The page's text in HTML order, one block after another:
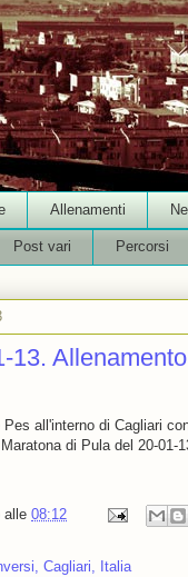
Allenamenti
Post vari Percorsi
13.
all'interno di Cagliari
di Pula del 20-01-
alle 08:12
Cagliari, Italia